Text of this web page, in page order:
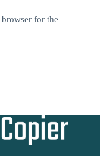
for the